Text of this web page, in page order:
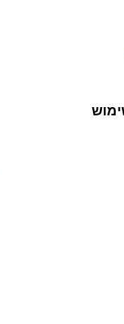
9 מצבי שימוש